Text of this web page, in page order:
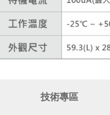
技術專區